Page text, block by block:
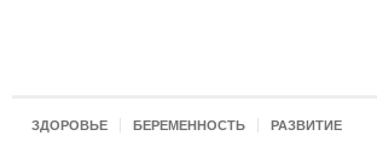
ЗДОРОВЬЕ БЕРЕМЕННОСТЬ РАЗВИТИЕ